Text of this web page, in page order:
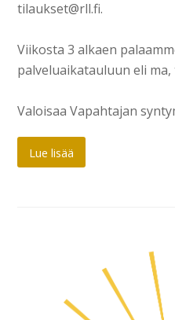
tilaukset@rll.fi.
Viikosta 3 alkaen
palveluaikatauluun eli ma,
Valoisaa Vapahtajan
Lue lisää